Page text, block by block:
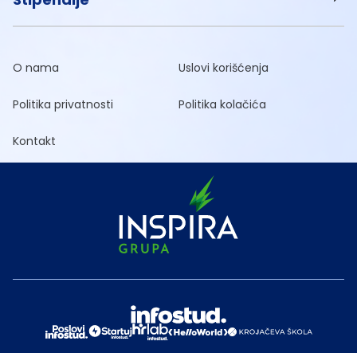
O nama Uslovi korišćenja
Politika privatnosti Politika kolačića
Kontakt